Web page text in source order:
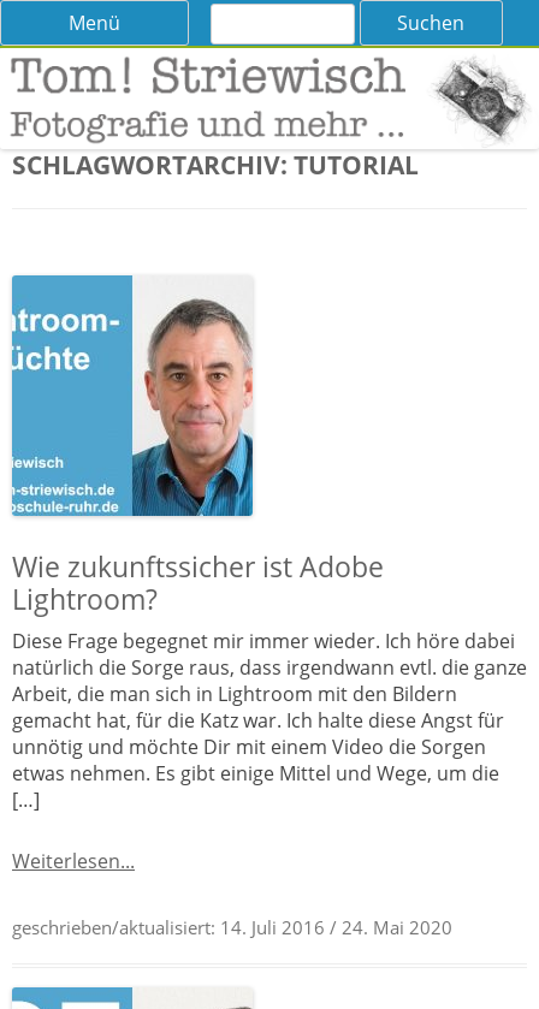
Tom! Striewisch – Fotografieren
lernen
Tipps und Tricks und Meinungen zur Fotografie
Menü
Skip
content
Suchen
SCHLAGWORTARCHIV: TUTORIAL
Wie zukunftssicher ist Adobe
Lightroom?
Diese Frage begegnet mir immer wieder. Ich höre dabei
natürlich die Sorge raus, dass irgendwann evtl. die ganze
Arbeit, die man sich in Lightroom mit den Bildern
gemacht hat, für die Katz war. Ich halte diese Angst für
unnötig und möchte Dir mit einem Video die Sorgen
etwas nehmen. Es gibt einige Mittel und Wege, um die
[…]
Weiterlesen...
geschrieben/aktualisiert: 14. Juli 2016 / 24. Mai 2020